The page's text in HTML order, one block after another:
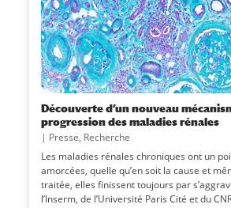
Découverte d’un nouveau
progression des maladies rénales
| Presse, Recherche
Les maladies rénales chroniques ont un
amorcées, quelle qu’en soit la cause et
traitée, elles finissent toujours par
l’Inserm, de l’Université Paris Cité et du